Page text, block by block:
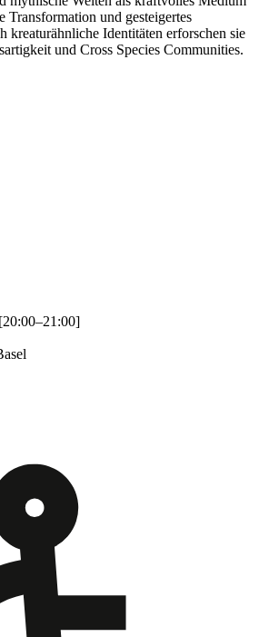
Transformation und gesteigertes
kreaturähnliche Identitäten erforschen sie
und Cross Species Communities.